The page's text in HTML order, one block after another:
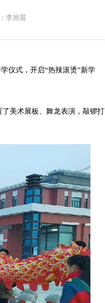
李旭晨
仪式，开启“热辣滚烫”新学
美术展板、舞龙表演，敲锣打